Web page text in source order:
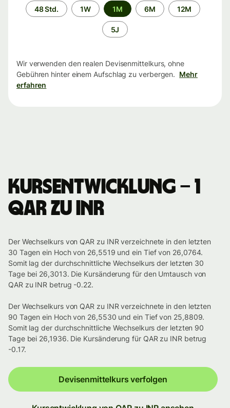
Zeitraum
48 Std. 1W 1M 6M 12M
5J
Wir verwenden den realen Devisenmittelkurs, ohne
Gebühren hinter einem Aufschlag zu verbergen. Mehr
erfahren
Kursentwicklung – 1
QAR zu INR
Der Wechselkurs von QAR zu INR verzeichnete in den letzten
30 Tagen ein Hoch von 26,5519 und ein Tief von 26,0764.
Somit lag der durchschnittliche Wechselkurs der letzten 30
Tage bei 26,3013. Die Kursänderung für den Umtausch von
QAR zu INR betrug -0.22.
Der Wechselkurs von QAR zu INR verzeichnete in den letzten
90 Tagen ein Hoch von 26,5530 und ein Tief von 25,8809.
Somit lag der durchschnittliche Wechselkurs der letzten 90
Tage bei 26,1936. Die Kursänderung für QAR zu INR betrug
-0.17.
Devisenmittelkurs verfolgen